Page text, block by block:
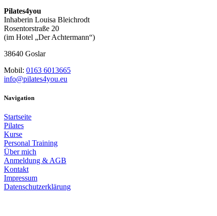
Pilates4you
Inhaberin Louisa Bleichrodt
Rosentorstraße 20
(im Hotel „Der Achtermann“)
38640 Goslar
Mobil: 0163 6013665
info@pilates4you.eu
Navigation
Startseite
Pilates
Kurse
Personal Training
Über mich
Anmeldung & AGB
Kontakt
Impressum
Datenschutzerklärung